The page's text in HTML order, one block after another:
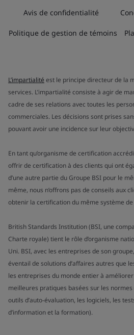
Avis de confidentialité
Politique de gestion de témoins
L’impartialité est le principe directeur de la
services. L’impartialité consiste à agir de
cadre de ses relations avec toutes les
commerciales. Les décisions sont prises
pouvant avoir une incidence sur leur
En tant qu’organisme de certification
offrir de certification à des clients qui ont
d’une autre partie du Groupe BSI pour le
même, nous n’offrons pas de conseils aux
obtenir la certification du même système
British Standards Institution (BSI, une
Charte royale) tient le rôle d’organisme
Uni. BSI, avec les entreprises de son
éventail de solutions d’affaires autres que
les entreprises du monde entier à
meilleures pratiques basées sur les
outils d’auto-évaluation, les logiciels, les
d’information et la formation).